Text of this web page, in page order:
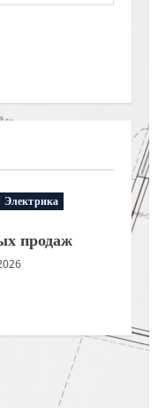
Электрика
продаж